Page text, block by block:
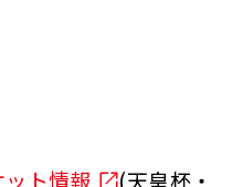
ト情報
(天皇杯・